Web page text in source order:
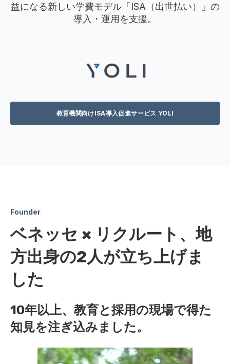
益になる新しい学費モデル「ISA（出世払い）」の
導入・運用を支援。
教育機関向けISA導入促進サービス YOLI
Founder
ベネッセ × リクルート、地
方出身の2人が立ち上げま
した
10年以上、教育と採用の現場で得た
知見を注ぎ込みました。